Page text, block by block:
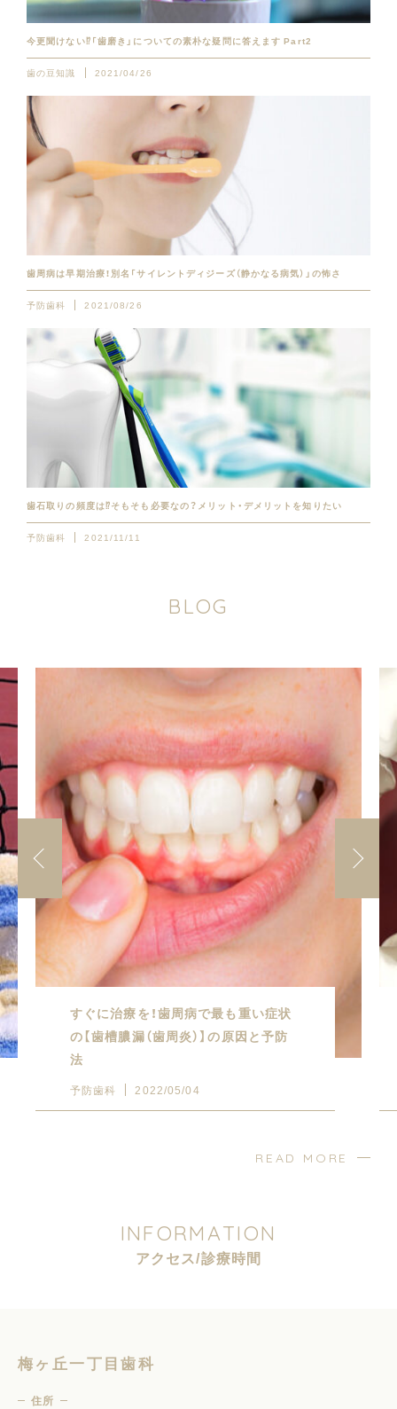
今更聞けない⁉︎「歯磨き」についての素朴な疑問に答えます Part2
歯の豆知識 2021/04/26
歯周病は早期治療！別名「サイレントディジーズ（静かなる病気）」の怖さ
予防歯科 2021/08/26
歯石取りの頻度は⁉︎そもそも必要なの？メリット・デメリットを知りたい
予防歯科 2021/11/11
BLOG
すぐに治療を！歯周病で最も重い症状
の【歯槽膿漏（歯周炎）】の原因と予防
法
予防歯科 2022/05/04
READ MORE
INFORMATION
アクセス/診療時間
梅ヶ丘一丁目歯科
住所